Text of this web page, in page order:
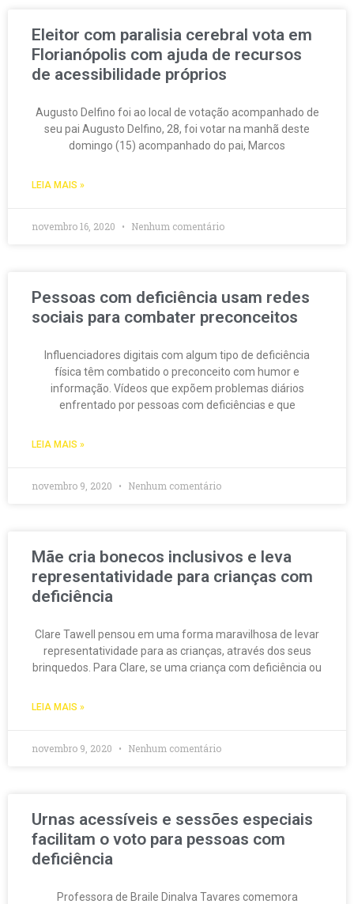
Eleitor com paralisia cerebral vota em
Florianópolis com ajuda de recursos
de acessibilidade próprios
Augusto Delfino foi ao local de votação acompanhado de
seu pai Augusto Delfino, 28, foi votar na manhã deste
domingo (15) acompanhado do pai, Marcos
LEIA MAIS »
novembro 16, 2020 Nenhum comentário
Pessoas com deficiência usam redes
sociais para combater preconceitos
Influenciadores digitais com algum tipo de deficiência
física têm combatido o preconceito com humor e
informação. Vídeos que expõem problemas diários
enfrentado por pessoas com deficiências e que
LEIA MAIS »
novembro 9, 2020 Nenhum comentário
Mãe cria bonecos inclusivos e leva
representatividade para crianças com
deficiência
Clare Tawell pensou em uma forma maravilhosa de levar
representatividade para as crianças, através dos seus
brinquedos. Para Clare, se uma criança com deficiência ou
LEIA MAIS »
novembro 9, 2020 Nenhum comentário
Urnas acessíveis e sessões especiais
facilitam o voto para pessoas com
deficiência
Professora de Braile Dinalva Tavares comemora